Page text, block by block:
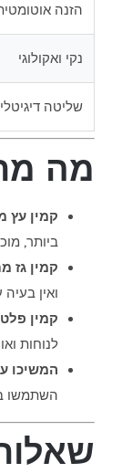
הזנה אוטומטית
נקי ואקולוגי
שליטה דיגיטלית
מה
קמין עץ
ביותר,
קמין גז
ואין בעיה
קמין פלט
לנוחות
המשיכו עם
השתמשו